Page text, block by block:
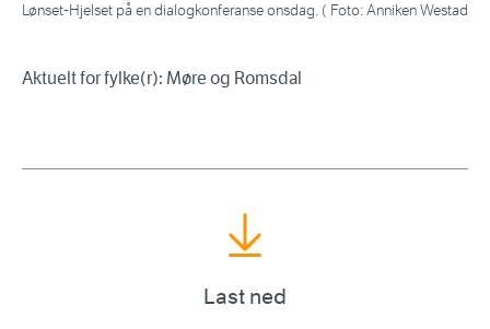
Lønset-Hjelset på en dialogkonferanse onsdag. ( Foto: Anniken Westad
Aktuelt for fylke(r): Møre og Romsdal
Last ned